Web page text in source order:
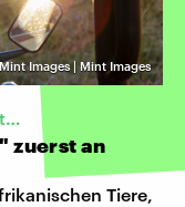
Images | Mint Images
zuerst an
Tiere,